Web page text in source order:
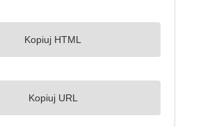
Kopiuj HTML
Kopiuj URL